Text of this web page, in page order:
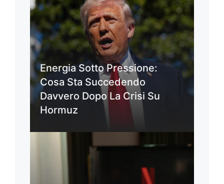
Energia Sotto Pressione:
Cosa Sta Succedendo
Davvero Dopo La Crisi Su
Hormuz